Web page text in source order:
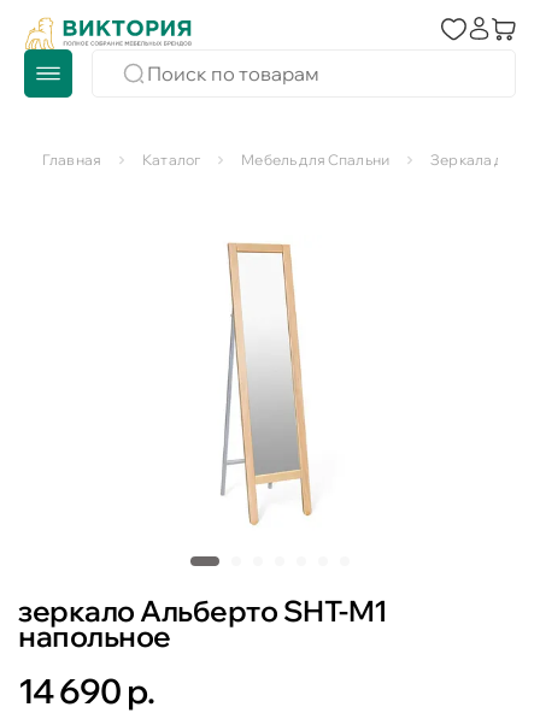
Главная Каталог Мебель для Спальни Зеркала для
зеркало Альберто SHT-M1
напольное
14 690 р.